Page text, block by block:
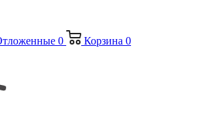
0 Корзина 0